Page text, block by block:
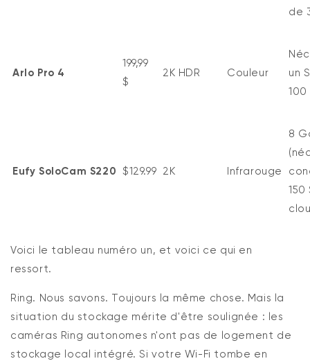
de
Arlo Pro 4
199,99
$
2K HDR Couleur
un
100
Eufy SoloCam S220 $129.99 2K Infrarouge
8
Voici le tableau numéro un, et voici ce qui en
ressort.
Ring. Nous savons. Toujours la même chose. Mais la
situation du stockage mérite d'être soulignée : les
caméras Ring autonomes n'ont pas de logement de
stockage local intégré. Si votre Wi-Fi tombe en